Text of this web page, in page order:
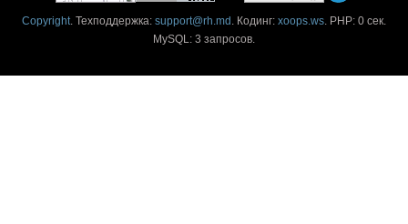
Copyright. Техподдержка: support@rh.md . Кодинг: xoops.ws. PHP: 0 сек.
MySQL: 3 запросов.